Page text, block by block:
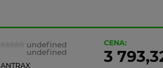
undefined
undefined
ANTRAX
CENA:
3